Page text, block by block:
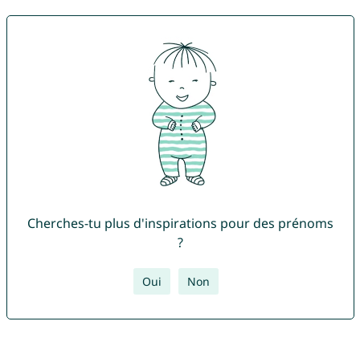
Cherches-tu plus d'inspirations pour des prénoms
?
Oui Non